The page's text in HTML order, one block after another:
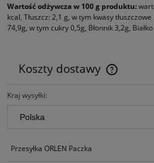
Wartość odżywcza w 100 g produktu:
kcal, Tłuszcz: 2,1 g, w tym kwasy
74,9g, w tym cukry 0,5g, Błonnik 3,2g,
Koszty dostawy
Cena nie zawiera ewentualnych
Kraj wysyłki:
Przesyłka ORLEN Paczka